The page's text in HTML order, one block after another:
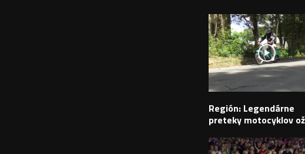
Región: Legendárne
preteky motocyklov